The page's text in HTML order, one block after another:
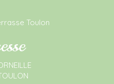
Toulon